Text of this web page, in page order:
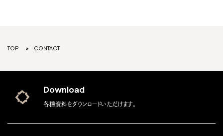
TOP CONTACT
Download
各種資料をダウンロードいただけます。